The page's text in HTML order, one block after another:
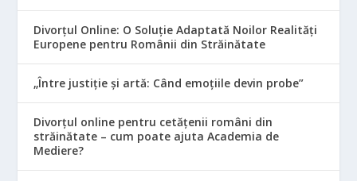
Divorțul Online: O Soluție Adaptată Noilor Realități
Europene pentru Românii din Străinătate
„Între justiție și artă: Când emoțiile devin probe”
Divorțul online pentru cetățenii români din
străinătate – cum poate ajuta Academia de
Mediere?